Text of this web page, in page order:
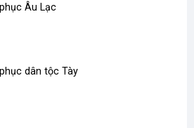
trách nhiệm sản phẩm:
cụ Dũng Trum.
Trum, thôn Đinh Xá, Văn Tự,
Âu Lạc
dân tộc Tày